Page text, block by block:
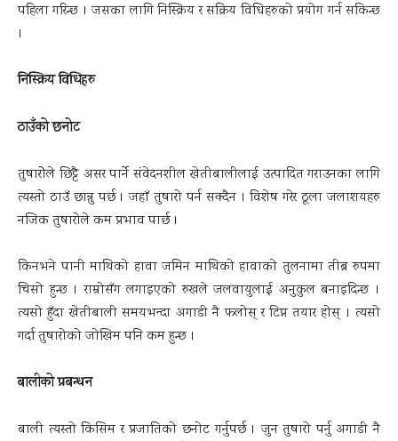
पहिला गरिन्छ । जसका लागि निस्क्रिय र सक्रिय विधिहरुको प्रयोग गर्न सकिन्छ
।
निस्क्रिय विधिहरु
ठाउँको छनोट
तुषारोेले छिट्टै असर पार्ने संवेदनशील खेतीबालीलाई उत्पादित गराउनका लागि
त्यस्तो ठाउँ छान्नु पर्छ । जहाँ तुषारो पर्न सक्दैन । विशेष गरेर ठूला जलाशयहरु
नजिक तुषारोले कम प्रभाव पार्छ ।
किनभने पानी माथिको हावा जमिन माथिको हावाको तुलनामा तीब्र रुपमा
चिसो हुन्छ । राम्रोसँग लगाइएको रुखले जलवायुलाई अनुकुल बनाइदिन्छ ।
त्यसो हुँदा खेतीबाली समयभन्दा अगाडी नै फलोस् र टिप्न तयार होस् । त्यसो
गर्दा तुषारोको जोखिम पनि कम हुन्छ ।
बालीको प्रबन्धन
बाली त्यस्तो किसिम र प्रजातिको छनोट गर्नुपर्छ । जुन तुषारो पर्नु अगाडी नै